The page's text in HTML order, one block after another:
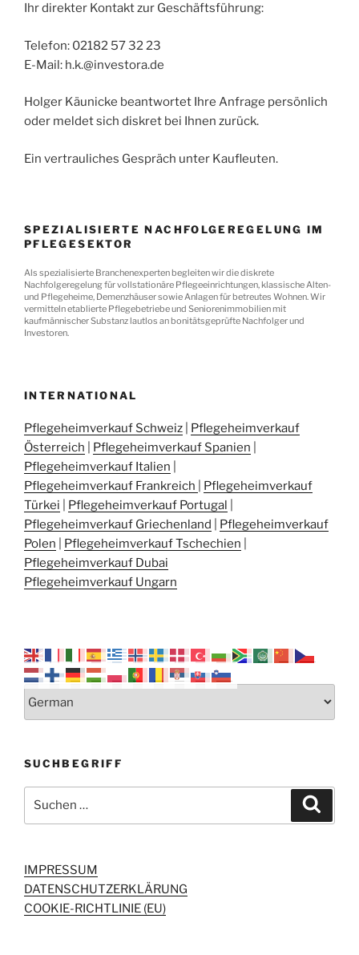
Ihr direkter Kontakt zur Geschäftsführung:
Telefon: 02182 57 32 23
E-Mail: h.k.@investora.de
Holger Käunicke beantwortet Ihre Anfrage persönlich
oder meldet sich diskret bei Ihnen zurück.
Ein vertrauliches Gespräch unter Kaufleuten.
SPEZIALISIERTE NACHFOLGEREGELUNG IM
PFLEGESEKTOR
Als spezialisierte Branchenexperten begleiten wir die diskrete
Nachfolgeregelung für vollstationäre Pflegeeinrichtungen, klassische Alten-
und Pflegeheime, Demenzhäuser sowie Anlagen für betreutes Wohnen. Wir
vermitteln etablierte Pflegebetriebe und Seniorenimmobilien mit
kaufmännischer Substanz lautlos an bonitätsgeprüfte Nachfolger und
Investoren.
INTERNATIONAL
Pflegeheimverkauf Schweiz
Pflegeheimverkauf
Österreich
Pflegeheimverkauf Spanien
Pflegeheimverkauf Italien
Pflegeheimverkauf Frankreich
Pflegeheimverkauf
Türkei
Pflegeheimverkauf Portugal
Pflegeheimverkauf Griechenland
Pflegeheimverkauf
Polen
Pflegeheimverkauf Tschechien
Pflegeheimverkauf Dubai
Pflegeheimverkauf Ungarn
SUCHBEGRIFF
nach:
IMPRESSUM
DATENSCHUTZERKLÄRUNG
COOKIE-RICHTLINIE (EU)